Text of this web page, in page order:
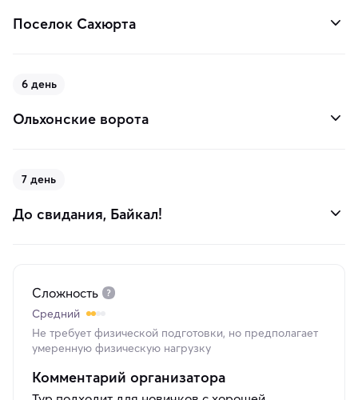
Поселок Сахюрта
6 день
Ольхонские ворота
7 день
До свидания, Байкал!
Сложность
Средний
Не требует физической подготовки, но предполагает
умеренную физическую нагрузку
Комментарий организатора